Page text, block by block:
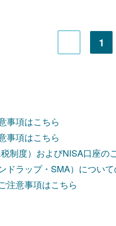
1
事項はこちら
事項はこちら
制度）およびNISA口座の
ドラップ・SMA）につい
注意事項はこちら